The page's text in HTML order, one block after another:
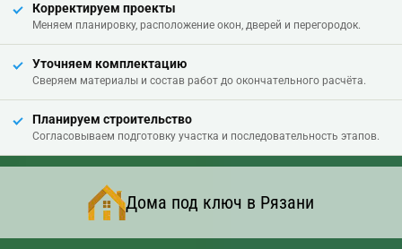
Корректируем проекты
Меняем планировку, расположение окон, дверей и перегородок.
Уточняем комплектацию
Сверяем материалы и состав работ до окончательного расчёта.
Планируем строительство
Согласовываем подготовку участка и последовательность этапов.
Дома под ключ в Рязани